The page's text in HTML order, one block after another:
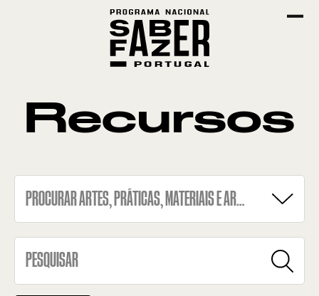
Recursos
PROCURAR ARTES, PRÁTICAS, MATERIAIS E ARTEFACTOS
EMPREITA DE PALMA